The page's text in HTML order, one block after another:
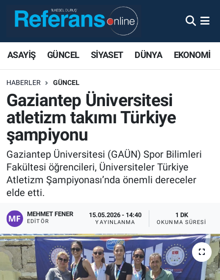
ASAYİŞ GÜNCEL SİYASET DÜNYA EKONOMİ
HABERLER GÜNCEL
Gaziantep Üniversitesi
atletizm takımı Türkiye
şampiyonu
Gaziantep Üniversitesi (GAÜN) Spor Bilimleri
Fakültesi öğrencileri, Üniversiteler Türkiye
Atletizm Şampiyonası’nda önemli dereceler
elde etti.
MEHMET FENER
EDITÖR
15.05.2026 - 14:40
YAYINLANMA
1 DK
OKUNMA SÜRESI